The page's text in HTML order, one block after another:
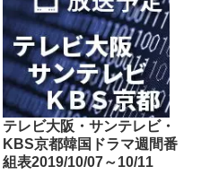
テレビ大阪・サンテレビ・
KBS京都韓国ドラマ週間番
組表2019/10/07～10/11